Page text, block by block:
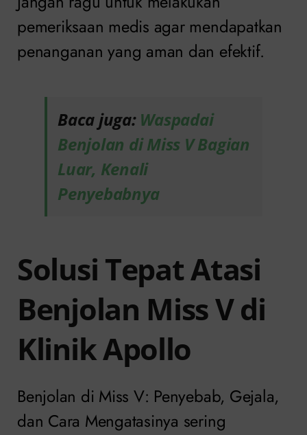
pemeriksaan medis agar mendapatkan
penanganan yang aman dan efektif.
Baca juga: Waspadai
Benjolan di Miss V Bagian
Luar, Kenali
Penyebabnya
Solusi Tepat Atasi
Benjolan Miss V di
Klinik Apollo
Benjolan di Miss V: Penyebab, Gejala,
dan Cara Mengatasinya sering